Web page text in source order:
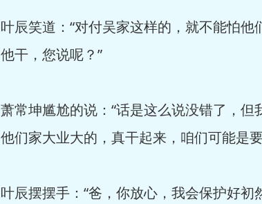
叶辰笑道：“对付吴家这样的，就不能怕
他干，您说呢？”
萧常坤尴尬的说：“话是这么说没错了，
他们家大业大的，真干起来，咱们可能是
叶辰摆摆手：“爸，你放心，我会保护好